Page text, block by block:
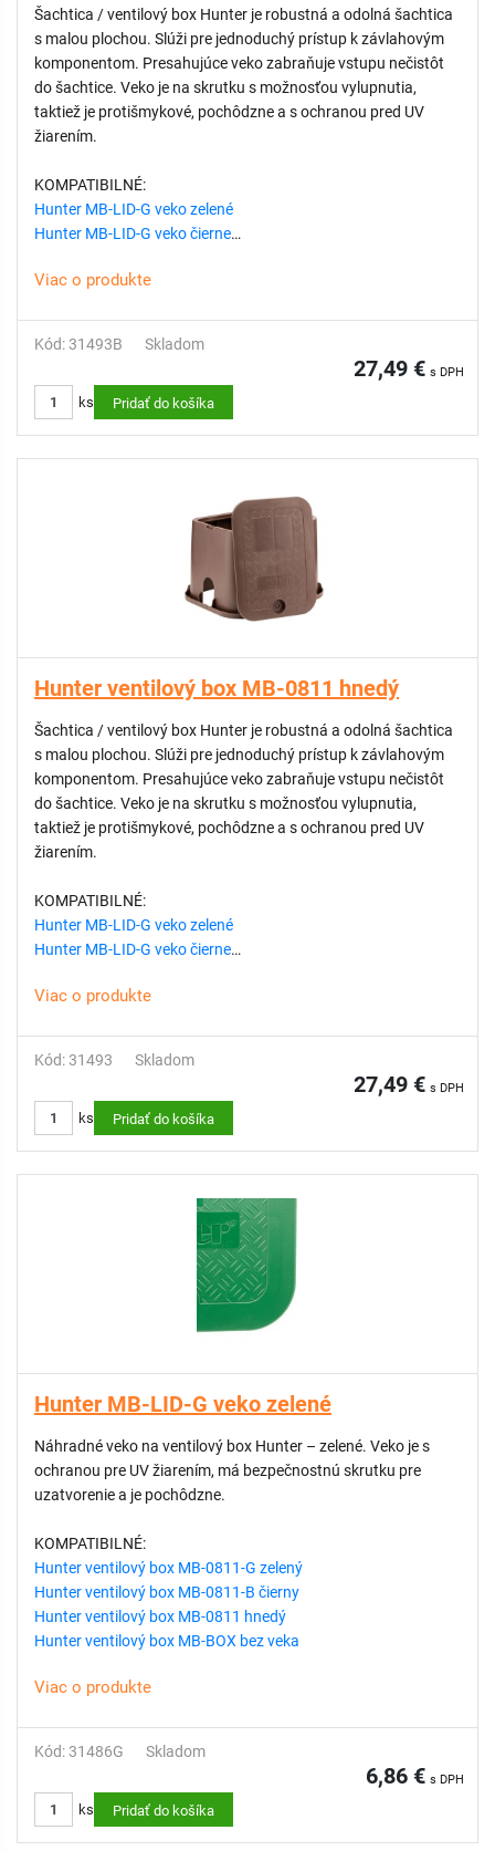
Šachtica / ventilový box Hunter je robustná a odolná šachtica
s malou plochou. Slúži pre jednoduchý prístup k závlahovým
komponentom. Presahujúce veko zabraňuje vstupu nečistôt
do šachtice. Veko je na skrutku s možnosťou vylupnutia,
taktiež je protišmykové, pochôdzne a s ochranou pred UV
žiarením.
KOMPATIBILNÉ:
Hunter MB-LID-G veko zelené
Hunter MB-LID-G veko čierne
Jednoduchý prístup k podzemným riadiacim ventilom
Chráni kľúčové komponenty závlahy
Viac o produkte
Kód: 31493B Skladom
27,49 € s DPH
ks Pridať do košíka
Hunter ventilový box MB-0811 hnedý
Šachtica / ventilový box Hunter je robustná a odolná šachtica
s malou plochou. Slúži pre jednoduchý prístup k závlahovým
komponentom. Presahujúce veko zabraňuje vstupu nečistôt
do šachtice. Veko je na skrutku s možnosťou vylupnutia,
taktiež je protišmykové, pochôdzne a s ochranou pred UV
žiarením.
KOMPATIBILNÉ:
Hunter MB-LID-G veko zelené
Hunter MB-LID-G veko čierne
Jednoduchý prístup k podzemným riadiacim ventilom
Chráni kľúčové komponenty závlahy
Viac o produkte
Kód: 31493 Skladom
27,49 € s DPH
ks Pridať do košíka
Hunter MB-LID-G veko zelené
Náhradné veko na ventilový box Hunter – zelené. Veko je s
ochranou pre UV žiarením, má bezpečnostnú skrutku pre
uzatvorenie a je pochôdzne.
KOMPATIBILNÉ:
Hunter ventilový box MB-0811-G zelený
Hunter ventilový box MB-0811-B čierny
Hunter ventilový box MB-0811 hnedý
Hunter ventilový box MB-BOX bez veka
Viac o produkte
Kód: 31486G Skladom
6,86 € s DPH
ks Pridať do košíka